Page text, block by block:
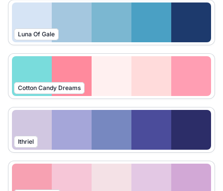
Luna Of Gale
Cotton Candy Dreams
Ithriel